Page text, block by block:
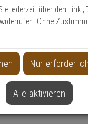
Die Lizenz wird Ihnen nach
jederzeit über den Link
Ohne
Nur
Alle aktivieren